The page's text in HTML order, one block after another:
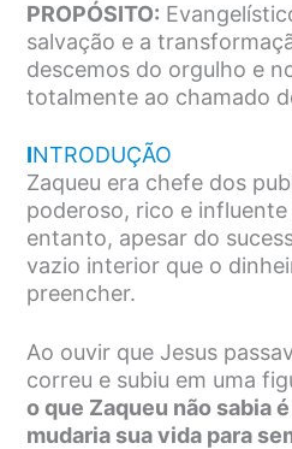
PROPÓSITO:
salvação e a
descemos do orgulho e
totalmente ao chamado
INTRODUÇÃO
Zaqueu era chefe dos
poderoso, rico e
entanto, apesar do
vazio interior que o
preencher.
Ao ouvir que Jesus
correu e subiu em uma
o que Zaqueu não sabia
mudaria sua vida para